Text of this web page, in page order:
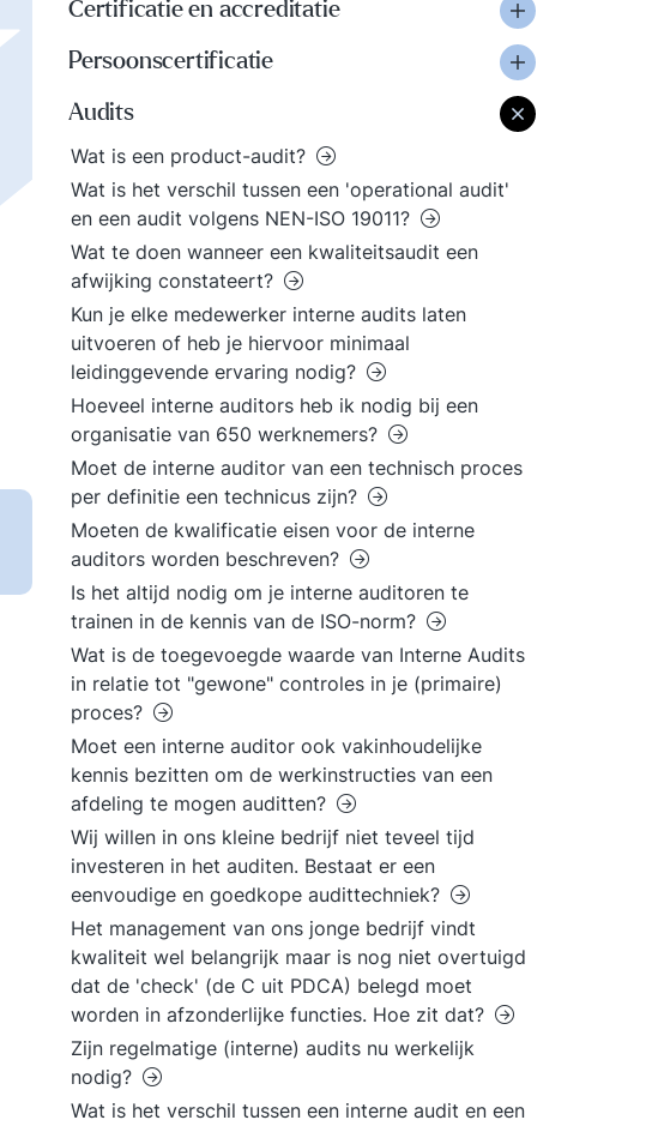
Certificatie en accreditatie
Persoonscertificatie
Audits
Wat is een product-audit?
Wat is het verschil tussen een 'operational audit'
en een audit volgens NEN-ISO 19011?
Wat te doen wanneer een kwaliteitsaudit een
afwijking constateert?
Kun je elke medewerker interne audits laten
uitvoeren of heb je hiervoor minimaal
leidinggevende ervaring nodig?
Hoeveel interne auditors heb ik nodig bij een
organisatie van 650 werknemers?
Moet de interne auditor van een technisch proces
per definitie een technicus zijn?
Moeten de kwalificatie eisen voor de interne
auditors worden beschreven?
Is het altijd nodig om je interne auditoren te
trainen in de kennis van de ISO-norm?
Wat is de toegevoegde waarde van Interne Audits
in relatie tot "gewone" controles in je (primaire)
proces?
Moet een interne auditor ook vakinhoudelijke
kennis bezitten om de werkinstructies van een
afdeling te mogen auditten?
Wij willen in ons kleine bedrijf niet teveel tijd
investeren in het auditen. Bestaat er een
eenvoudige en goedkope audittechniek?
Het management van ons jonge bedrijf vindt
kwaliteit wel belangrijk maar is nog niet overtuigd
dat de 'check' (de C uit PDCA) belegd moet
worden in afzonderlijke functies. Hoe zit dat?
Zijn regelmatige (interne) audits nu werkelijk
nodig?
Wat is het verschil tussen een interne audit en een